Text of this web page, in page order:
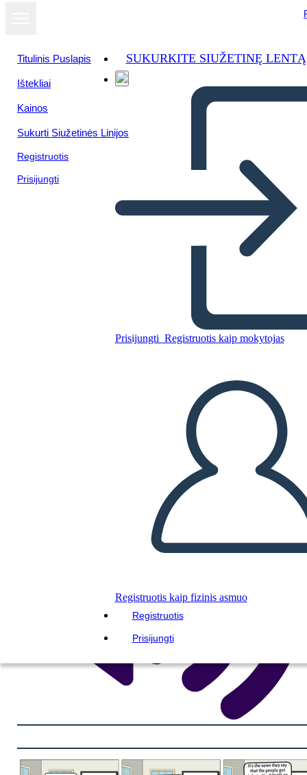
Titulinis Puslapis
Ištekliai
Kainos
Sukurti Siužetinės Linijos
Registruotis
Prisijungti
SUKURKITE SIUŽETINĘ LENTĄ
Prisijungti Registruotis kaip mokytojas
Registruotis kaip fizinis asmuo
Registruotis
Prisijungti
PALEISTI SKAIDRIŲ DEMONSTRACIJĄ
SKAITYK MAN
Žiūrėti kaip
skaidrių